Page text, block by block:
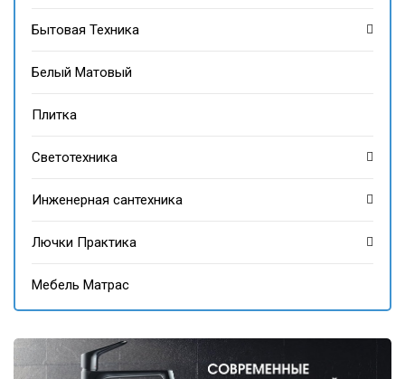
Бытовая Техника
Белый Матовый
Плитка
Светотехника
Инженерная сантехника
Лючки Практика
Мебель Матрас